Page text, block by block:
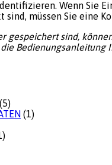
Wenn Sie
müssen Sie eine
gespeichert sind,
Bedienungsanleitung
(5)
(1)